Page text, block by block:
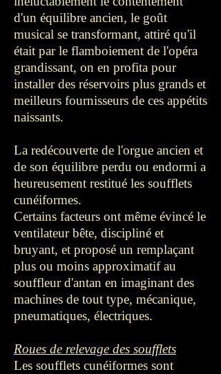
d'un équilibre ancien, le goût
musical se transformant, attiré qu'il
était par le flamboiement de l'opéra
grandissant, on en profita pour
installer des réservoirs plus grands et
meilleurs fournisseurs de ces appétits
naissants.
La redécouverte de l'orgue ancien et
de son équilibre perdu ou endormi a
heureusement restitué les soufflets
cunéiformes.
Certains facteurs ont même évincé le
ventilateur bête, discipliné et
bruyant, et proposé un remplaçant
plus ou moins approximatif au
souffleur d'antan en imaginant des
machines de tout type, mécanique,
pneumatiques, électriques.
Roues de relevage des soufflets
Les soufflets cunéiformes sont